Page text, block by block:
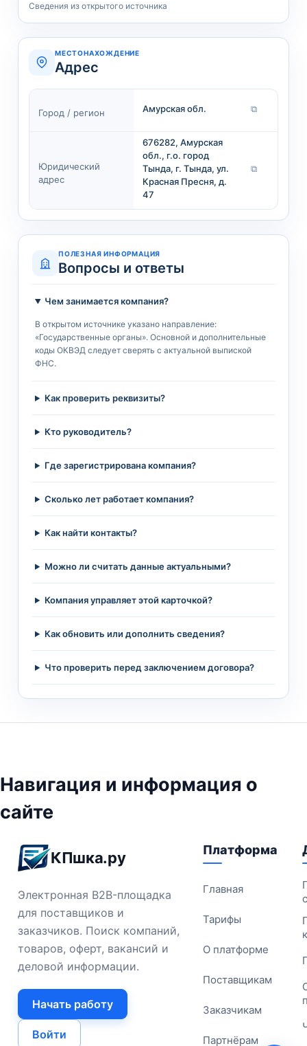
Сведения из открытого источника
МЕСТОНАХОЖДЕНИЕ
Адрес
Город / регион Амурская обл. ⧉
Юридический
адрес
676282, Амурская
обл., г.о. город
Тында, г. Тында, ул.
Красная Пресня, д.
47
⧉
ПОЛЕЗНАЯ ИНФОРМАЦИЯ
Вопросы и ответы
Чем занимается компания?
В открытом источнике указано направление:
«Государственные органы». Основной и дополнительные
коды ОКВЭД следует сверять с актуальной выпиской
ФНС.
Как проверить реквизиты?
Кто руководитель?
Где зарегистрирована компания?
Сколько лет работает компания?
Как найти контакты?
Можно ли считать данные актуальными?
Компания управляет этой карточкой?
Как обновить или дополнить сведения?
Что проверить перед заключением договора?
Навигация и информация о
сайте
КПшка.ру
Электронная B2B-площадка
для поставщиков и
заказчиков. Поиск компаний,
товаров, оферт, вакансий и
деловой информации.
Начать работу
Войти
Платформа
Главная
Тарифы
О платформе
Поставщикам
Заказчикам
Партнёрам